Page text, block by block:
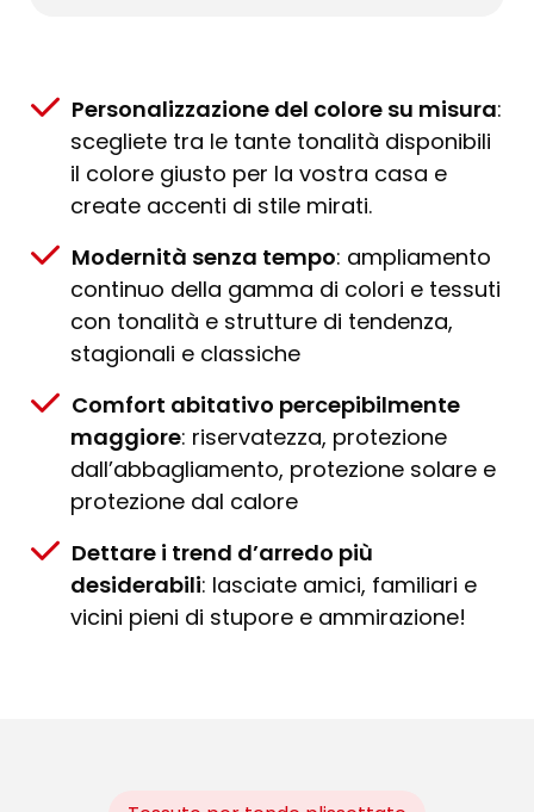
Personalizzazione del colore su misura:
scegliete tra le tante tonalità disponibili
il colore giusto per la vostra casa e
create accenti di stile mirati.
Modernità senza tempo: ampliamento
continuo della gamma di colori e tessuti
con tonalità e strutture di tendenza,
stagionali e classiche
Comfort abitativo percepibilmente
maggiore: riservatezza, protezione
dall’abbagliamento, protezione solare e
protezione dal calore
Dettare i trend d’arredo più
desiderabili: lasciate amici, familiari e
vicini pieni di stupore e ammirazione!